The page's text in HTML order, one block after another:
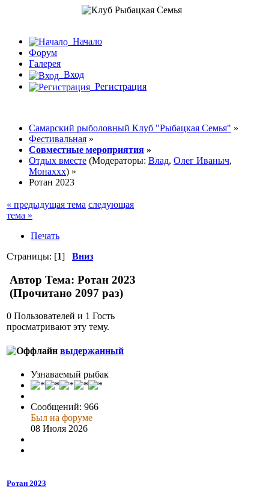
Начало
Форум
Галерея
Вход
Регистрация
Самарский рыболовный Клуб "Рыбацкая Семья" »
Фестивальная »
Совместные мероприятия »
Отдых вместе (Модераторы: Влад, Олег Иваныч,
Монаххх) »
Ротан 2023
« предыдущая тема следующая
тема »
Печать
Страницы: [1] Вниз
Автор Тема: Ротан 2023
(Прочитано 2097 раз)
0 Пользователей и 1 Гость
просматривают эту тему.
выдержанный
Узнаваемый рыбак
Сообщений: 966
Был на форуме
08 Июля 2026
Ротан 2023